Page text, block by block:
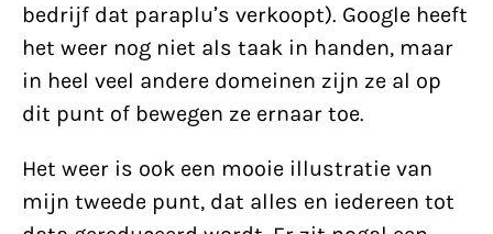
bedrijf dat paraplu’s verkoopt). Google heeft
het weer nog niet als taak in handen, maar
in heel veel andere domeinen zijn ze al op
dit punt of bewegen ze ernaar toe.
Het weer is ook een mooie illustratie van
mijn tweede punt, dat alles en iedereen tot